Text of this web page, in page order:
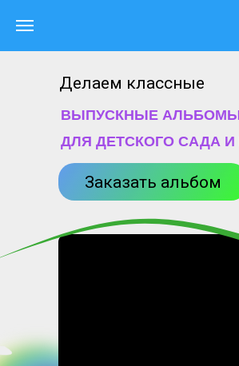
ВЫПУСКНЫЕ
Делаем классные
ДЛЯ ДЕТСКОГО САДА
Заказать альбом